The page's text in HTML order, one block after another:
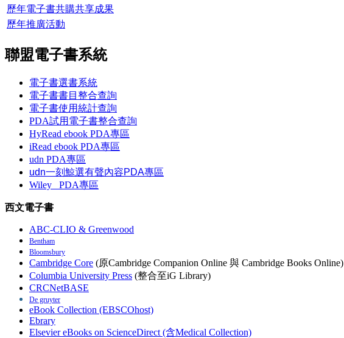
歷年電子書共購共享成果
歷年推廣活動
聯盟電子書系統
電子書選書系統
電子書書目整合查詢
電子書使用統計查詢
PDA試用電子書整合查詢
HyRead ebook PDA專區
iRead ebook PDA專區
udn PDA專區
udn一刻鯨選有聲內容PDA專區
Wiley
PDA專區
西文電子書
ABC-CLIO & Greenwood
Bentham
Bloomsbury
Cambridge Core (原Cambridge Companion Online 與 Cambridge Books Online)
Columbia University Press (整合至iG Library)
CRCNetBASE
De gruyter
eBook Collection (EBSCOhost)
Ebrary
Elsevier eBooks on ScienceDirect (含Medical Collection)